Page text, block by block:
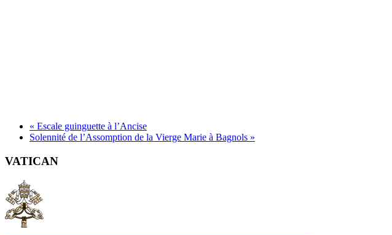
« Escale guinguette à l’Ancise
Solennité de l’Assomption de la Vierge Marie à Bagnols »
VATICAN